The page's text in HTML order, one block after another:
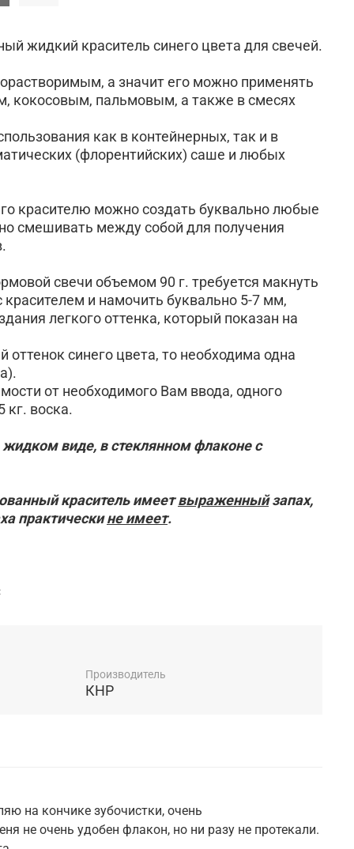
жидкий краситель синего цвета для свечей.
а значит его можно применять
кокосовым, пальмовым, а также в смесях
как в контейнерных, так и в
(флорентийских) саше и любых
красителю можно создать буквально любые
смешивать между собой для получения
свечи объемом 90 г. требуется макнуть
красителем и намочить буквально 5-7 мм,
легкого оттенка, который показан на
оттенок синего цвета, то необходима одна
от необходимого Вам ввода, одного
кг. воска.
виде, в стеклянном флаконе с
краситель имеетвыраженныйзапах,
практическине имеет.
Производитель
КНР
на кончике зубочистки, очень
не очень удобен флакон, но ни разу не протекали.